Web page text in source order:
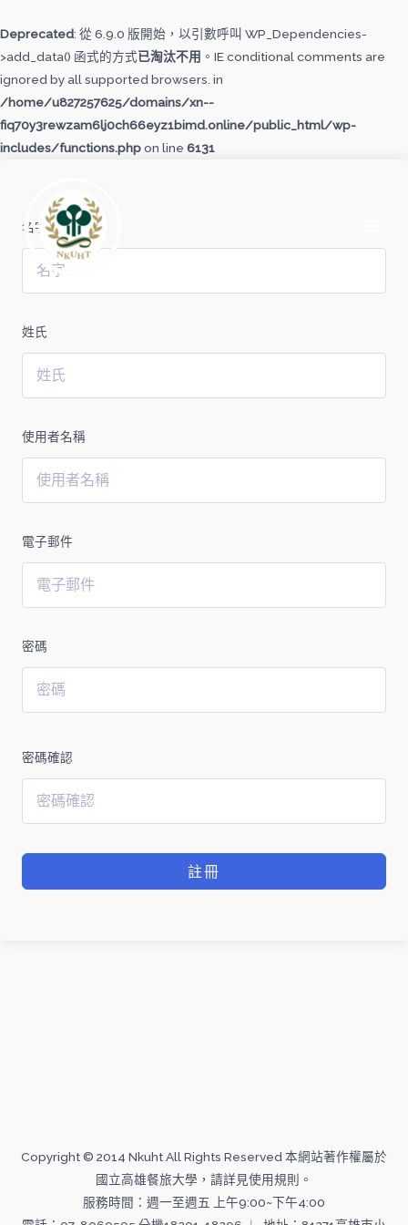
Deprecated: 從 6.9.0 版開始，以引數呼叫 WP_Dependencies-
>add_data() 函式的方式已淘汰不用 。IE conditional comments are
ignored by all supported browsers. in
/home/u827257625/domains/xn--
fiq70y3rewzam6lj0ch66eyz1bimd.online/public_html/wp-
includes/functions.phpon line 6131
至
主
要
內
容
名字
姓氏
使用者名稱
電子郵件
密碼
密碼確認
註冊
Copyright © 2014 Nkuht All Rights Reserved 本網站著作權屬於
國立高雄餐旅大學，請詳見使用規則。
服務時間：週一至週五 上午9:00~下午4:00